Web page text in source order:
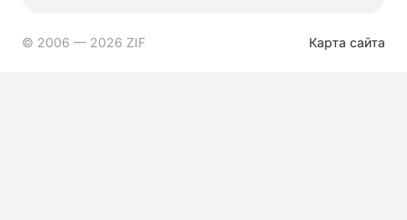
© 2006 — 2026 ZIF Карта сайта